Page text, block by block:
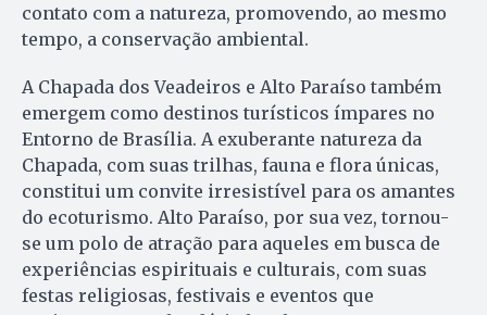
contato com a natureza, promovendo, ao mesmo
tempo, a conservação ambiental.
A Chapada dos Veadeiros e Alto Paraíso também
emergem como destinos turísticos ímpares no
Entorno de Brasília. A exuberante natureza da
Chapada, com suas trilhas, fauna e flora únicas,
constitui um convite irresistível para os amantes
do ecoturismo. Alto Paraíso, por sua vez, tornou-
se um polo de atração para aqueles em busca de
experiências espirituais e culturais, com suas
festas religiosas, festivais e eventos que